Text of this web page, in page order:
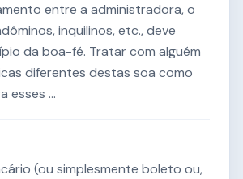
entre a administradora, o
inquilinos, etc., deve
da boa-fé. Tratar com alguém
diferentes destas soa como
esses ...
(ou simplesmente boleto ou,